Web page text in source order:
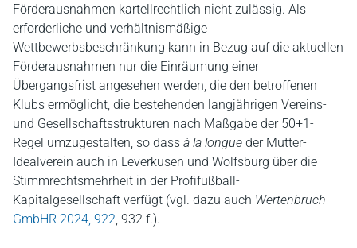
Förderausnahmen kartellrechtlich nicht zulässig. Als
erforderliche und verhältnismäßige
Wettbewerbsbeschränkung kann in Bezug auf die aktuellen
Förderausnahmen nur die Einräumung einer
Übergangsfrist angesehen werden, die den betroffenen
Klubs ermöglicht, die bestehenden langjährigen Vereins-
und Gesellschaftsstrukturen nach Maßgabe der 50+1-
Regel umzugestalten, so dass à la longue der Mutter-
Idealverein auch in Leverkusen und Wolfsburg über die
Stimmrechtsmehrheit in der Profifußball-
Kapitalgesellschaft verfügt (vgl. dazu auch Wertenbruch
GmbHR 2024, 922, 932 f.).